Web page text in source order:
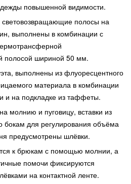
повышенной видимости.
световозвращающие полосы на
выполнены в комбинации с
полосой шириной 50 мм.
выполнены из флуоресцентного
материала в комбинации
и на подкладке из таффеты.
молнию и пуговицу, вставки из
бокам для регулирования объёма
предусмотрены шлёвки.
к брюкам с помощью молнии, а
помочи фиксируются
на контактной ленте.